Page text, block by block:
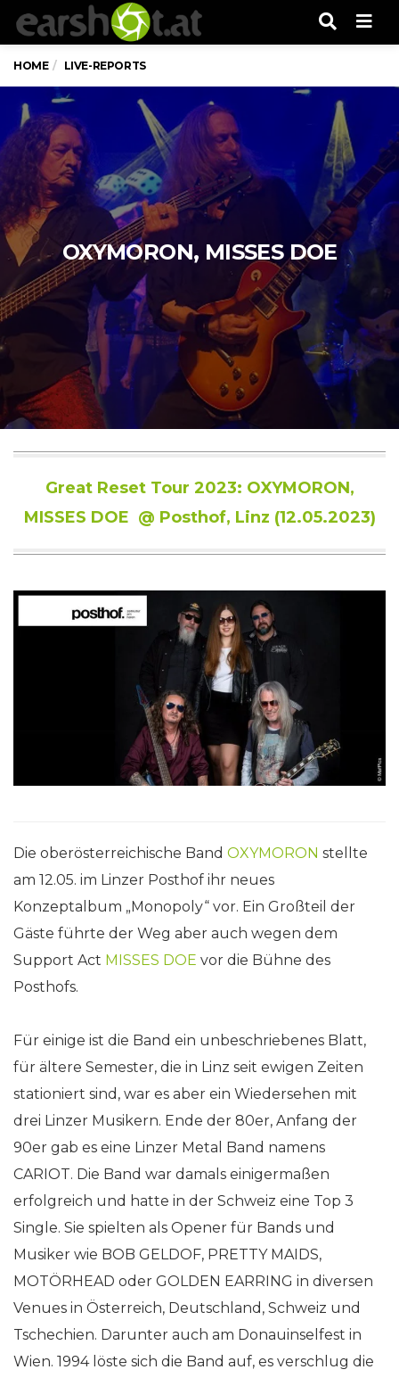
HOME LIVE-REPORTS
OXYMORON, MISSES DOE
Great Reset Tour 2023: OXYMORON,
MISSES DOE @ Posthof, Linz (12.05.2023)
Die oberösterreichische Band OXYMORON stellte
am 12.05. im Linzer Posthof ihr neues
Konzeptalbum „Monopoly“ vor. Ein Großteil der
Gäste führte der Weg aber auch wegen dem
Support Act MISSES DOE vor die Bühne des
Posthofs.
Für einige ist die Band ein unbeschriebenes Blatt,
für ältere Semester, die in Linz seit ewigen Zeiten
stationiert sind, war es aber ein Wiedersehen mit
drei Linzer Musikern. Ende der 80er, Anfang der
90er gab es eine Linzer Metal Band namens
CARIOT. Die Band war damals einigermaßen
erfolgreich und hatte in der Schweiz eine Top 3
Single. Sie spielten als Opener für Bands und
Musiker wie BOB GELDOF, PRETTY MAIDS,
MOTÖRHEAD oder GOLDEN EARRING in diversen
Venues in Österreich, Deutschland, Schweiz und
Tschechien. Darunter auch am Donauinselfest in
Wien. 1994 löste sich die Band auf, es verschlug die